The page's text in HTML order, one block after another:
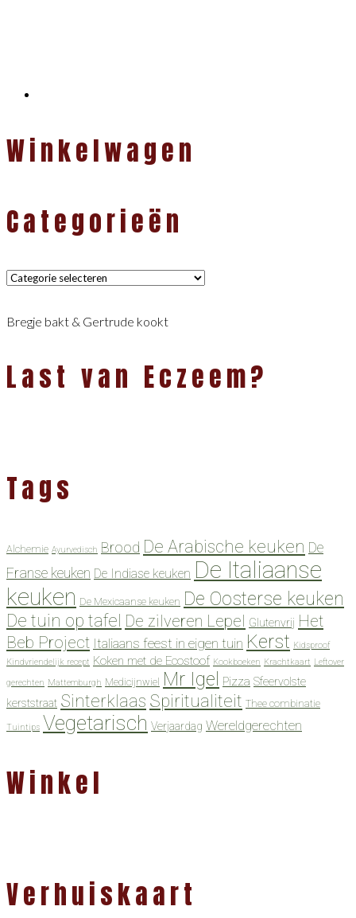
Winkelwagen
Categorieën
Categorieën
Bregje bakt & Gertrude kookt
Last van Eczeem?
Tags
Alchemie Ayurvedisch Brood De Arabische keuken De
Franse keuken De Indiase keuken De Italiaanse
keuken De Mexicaanse keuken De Oosterse keuken
De tuin op tafel De zilveren Lepel Glutenvrij Het
Beb Project Italiaans feest in eigen tuin Kerst Kidsproof
Kindvriendelijk recept Koken met de Ecostoof Kookboeken Krachtkaart Leftover
gerechten Mattemburgh Medicijnwiel Mr Igel Pizza Sfeervolste
kerststraat Sinterklaas Spiritualiteit Thee combinatie
Tuintips Vegetarisch Verjaardag Wereldgerechten
Winkel
Verhuiskaart